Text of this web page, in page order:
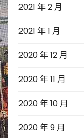
2021 年 2 月
2021 年 1 月
2020 年 12 月
2020 年 11 月
2020 年 10 月
2020 年 9 月